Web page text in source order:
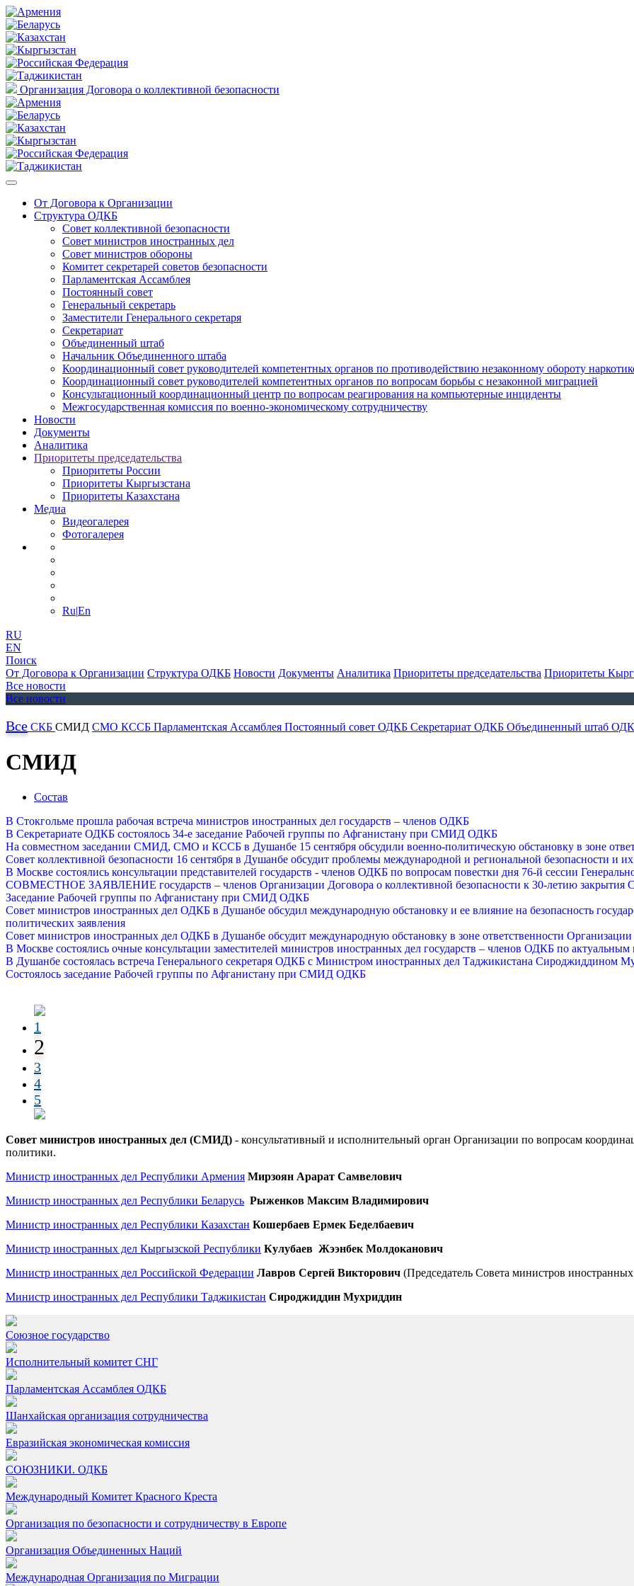
Организация Договора о коллективной безопасности
От Договора к Организации
Структура ОДКБ
Совет коллективной безопасности
Совет министров иностранных дел
Совет министров обороны
Комитет секретарей советов безопасности
Парламентская Ассамблея
Постоянный совет
Генеральный секретарь
Заместители Генерального секретаря
Секретариат
Объединенный штаб
Начальник Объединенного штаба
Координационный совет руководителей компетентных органов по противодействию незаконному обороту
Координационный совет руководителей компетентных органов по вопросам борьбы с незаконной миграцией
Консультационный координационный центр по вопросам реагирования на компьютерные инциденты
Межгосударственная комиссия по военно-экономическому сотрудничеству
Новости
Документы
Аналитика
Приоритеты председательства
Приоритеты России
Приоритеты Кыргызстана
Приоритеты Казахстана
Медиа
Видеогалерея
Фотогалерея
Ru|En
RU
EN
Поиск
От Договора к Организации Структура ОДКБ Новости Документы Аналитика Приоритеты председательства Приоритеты
Все новости
Все новости
Все СКБ СМИД СМО КССБ Парламентская Ассамблея Постоянный совет ОДКБ Секретариат ОДКБ Объединенный штаб
СМИД
Состав
В Стокгольме прошла рабочая встреча министров иностранных дел государств – членов ОДКБ
В Секретариате ОДКБ состоялось 34-е заседание Рабочей группы по Афганистану при СМИД ОДКБ
На совместном заседании СМИД, СМО и КССБ в Душанбе 15 сентября обсудили военно-политическую обстановку в зоне
Совет коллективной безопасности 16 сентября в Душанбе обсудит проблемы международной и региональной безопасности и
В Москве состоялись консультации представителей государств - членов ОДКБ по вопросам повестки дня 76-й сессии
СОВМЕСТНОЕ ЗАЯВЛЕНИЕ государств – членов Организации Договора о коллективной безопасности к 30-летию закрытия
Заседание Рабочей группы по Афганистану при СМИД ОДКБ
Совет министров иностранных дел ОДКБ в Душанбе обсудил международную обстановку и ее влияние на безопасность
политических заявления
Совет министров иностранных дел ОДКБ в Душанбе обсудит международную обстановку в зоне ответственности
В Москве состоялись очные консультации заместителей министров иностранных дел государств – членов ОДКБ по
В Душанбе состоялась встреча Генерального секретаря ОДКБ с Министром иностранных дел Таджикистана Сироджиддином
Состоялось заседание Рабочей группы по Афганистану при СМИД ОДКБ
1
2
3
4
5
Совет министров иностранных дел (СМИД) - консультативный и исполнительный орган Организации по вопросам
политики.
Министр иностранных дел Республики Армения Мирзоян Арарат Самвелович
Министр иностранных дел Республики Беларусь Рыженков Максим Владимирович
Министр иностранных дел Республики Казахстан Кошербаев Ермек Беделбаевич
Министр иностранных дел Кыргызской Республики Кулубаев Жээнбек Молдоканович
Министр иностранных дел Российской Федерации Лавров Сергей Викторович (Председатель Совета министров
Министр иностранных дел Республики Таджикистан Сироджиддин Мухриддин
Союзное государство
Исполнительный комитет СНГ
Парламентская Ассамблея ОДКБ
Шанхайская организация сотрудничества
Евразийская экономическая комиссия
СОЮЗНИКИ. ОДКБ
Международный Комитет Красного Креста
Организация по безопасности и сотрудничеству в Европе
Организация Объединенных Наций
Международная Организация по Миграции